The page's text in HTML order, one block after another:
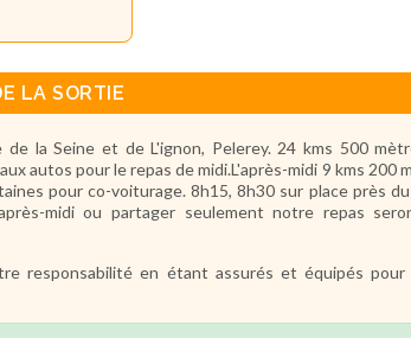
LA SORTIE
de la Seine et de L'ignon, Pelerey. 24 kms 500
autos pour le repas de midi.L'après-midi 9 kms 200
pour co-voiturage. 8h15, 8h30 sur place près
midi ou partager seulement notre repas
responsabilité en étant assurés et équipés